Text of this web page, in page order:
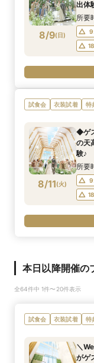
8/9(日)
出体
所要
試食会 衣装試着 特
8/11(火)
◆ゲ
の天
験♪
所要
本日以降開催の
全64件中 1件〜20件表示
試食会 衣装試着 特
＼
がゲ